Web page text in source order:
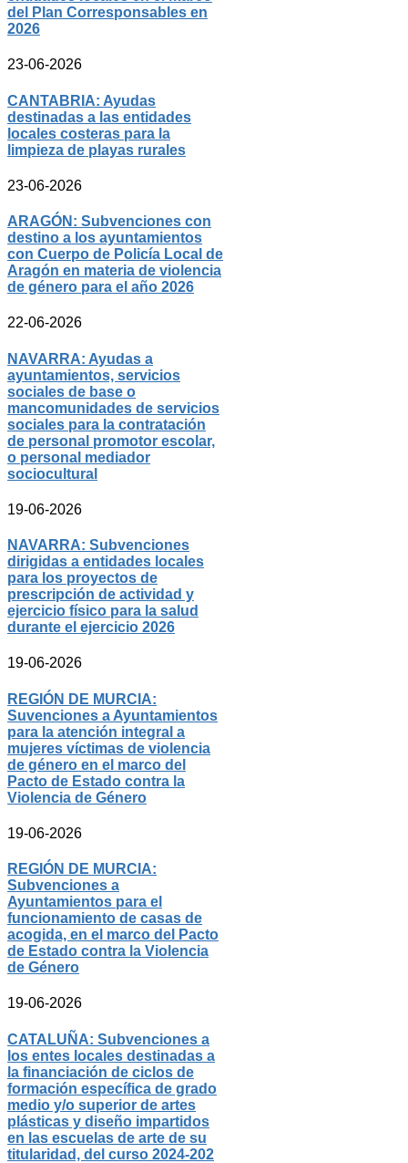
del Plan Corresponsables en
2026
23-06-2026
CANTABRIA: Ayudas
destinadas a las entidades
locales costeras para la
limpieza de playas rurales
23-06-2026
ARAGÓN: Subvenciones con
destino a los ayuntamientos
con Cuerpo de Policía Local de
Aragón en materia de violencia
de género para el año 2026
22-06-2026
NAVARRA: Ayudas a
ayuntamientos, servicios
sociales de base o
mancomunidades de servicios
sociales para la contratación
de personal promotor escolar,
o personal mediador
sociocultural
19-06-2026
NAVARRA: Subvenciones
dirigidas a entidades locales
para los proyectos de
prescripción de actividad y
ejercicio físico para la salud
durante el ejercicio 2026
19-06-2026
REGIÓN DE MURCIA:
Suvenciones a Ayuntamientos
para la atención integral a
mujeres víctimas de violencia
de género en el marco del
Pacto de Estado contra la
Violencia de Género
19-06-2026
REGIÓN DE MURCIA:
Subvenciones a
Ayuntamientos para el
funcionamiento de casas de
acogida, en el marco del Pacto
de Estado contra la Violencia
de Género
19-06-2026
CATALUÑA: Subvenciones a
los entes locales destinadas a
la financiación de ciclos de
formación específica de grado
medio y/o superior de artes
plásticas y diseño impartidos
en las escuelas de arte de su
titularidad, del curso 2024-202